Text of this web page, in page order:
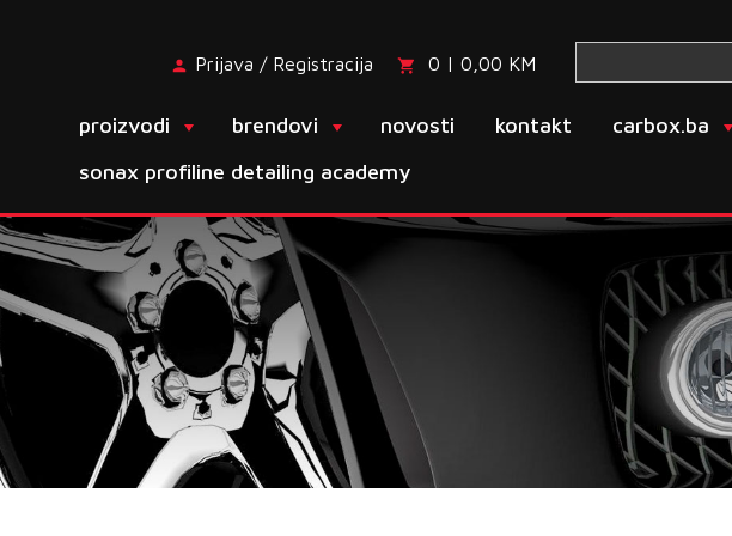
Prijava / Registracija 0 | 0,00 KM
proizvodi brendovi novosti kontakt
carbox.ba
sonax profiline detailing academy